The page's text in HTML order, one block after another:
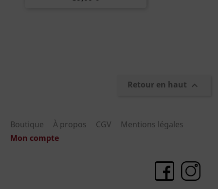
Retour en haut 
Boutique À propos CGV
Mentions légales
Mon compte